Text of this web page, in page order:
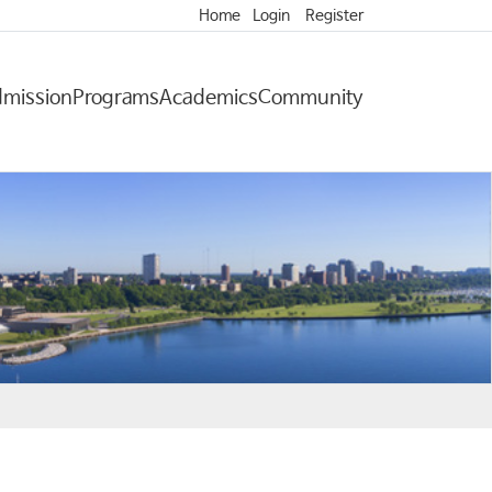
Home Login Register
ProgramsAcademicsCommunity